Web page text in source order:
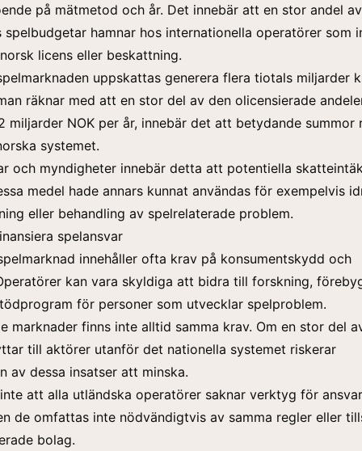
på mätmetod och år. Det innebär att en stor andel av
spelbudgetar hamnar hos internationella operatörer som
licens eller beskattning.
uppskattas generera flera tiotals miljarder
räknar med att en stor del av den olicensierade
miljarder NOK per år, innebär det att betydande summor
systemet.
och myndigheter innebär detta att potentiella
medel hade annars kunnat användas för exempelvis
eller behandling av spelrelaterade problem.
spelansvar
innehåller ofta krav på konsumentskydd och
kan vara skyldiga att bidra till forskning,
för personer som utvecklar spelproblem.
marknader finns inte alltid samma krav. Om en stor del
till aktörer utanför det nationella systemet riskerar
av dessa insatser att minska.
att alla utländska operatörer saknar verktyg för
de omfattas inte nödvändigtvis av samma regler eller
bolag.